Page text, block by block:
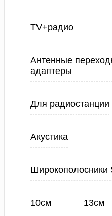
TV+радио
Антенные
адаптеры
Для радиостанции
Акустика
Широкополосники
10см 13см